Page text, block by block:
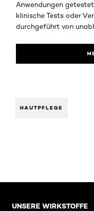
Anwendungen
klinische Tests oder
durchgeführt von
HAUTPFLEGE
UNSERE WIRKSTOFFE